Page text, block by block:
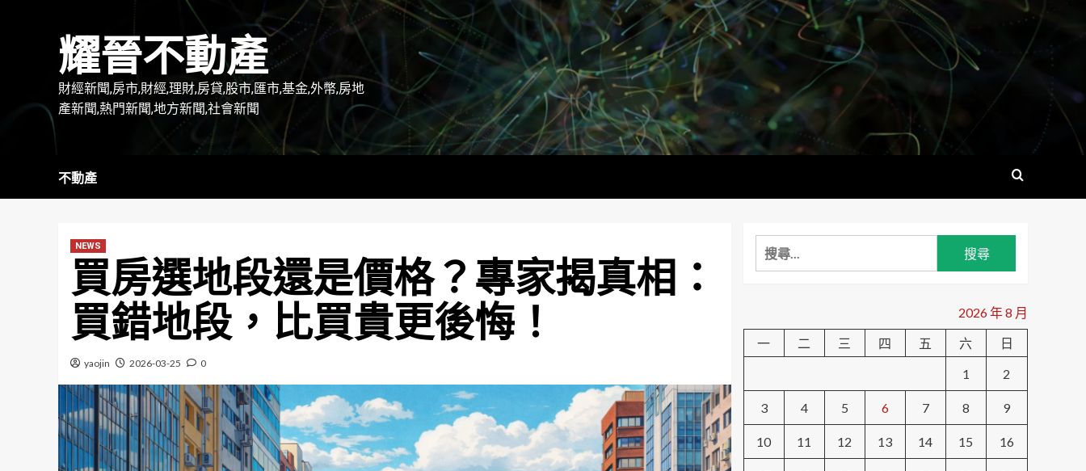
耀晉不動產
財經新聞,房市,財經,理財,房貸,股市,匯市,基金,外幣,房地
產新聞,熱門新聞,地方新聞,社會新聞
不動產
NEWS
買房選地段還是價格？專家揭真相：
買錯地段，比買貴更後悔！
yaojin 2026-03-25 0
搜
尋
字:
2026 年 8 月
一
二 三 四 五 六
日
1
2
3 4 5 6 7 8 9
10 11 12 13 14 15 16